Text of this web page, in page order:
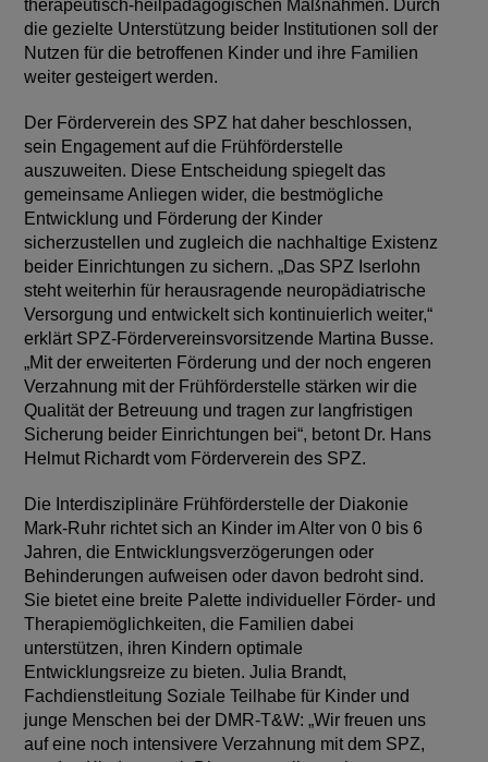
therapeutisch-heilpädagogischen Maßnahmen. Durch
die gezielte Unterstützung beider Institutionen soll der
Nutzen für die betroffenen Kinder und ihre Familien
weiter gesteigert werden.
Der Förderverein des SPZ hat daher beschlossen,
sein Engagement auf die Frühförderstelle
auszuweiten. Diese Entscheidung spiegelt das
gemeinsame Anliegen wider, die bestmögliche
Entwicklung und Förderung der Kinder
sicherzustellen und zugleich die nachhaltige Existenz
beider Einrichtungen zu sichern. „Das SPZ Iserlohn
steht weiterhin für herausragende neuropädiatrische
Versorgung und entwickelt sich kontinuierlich weiter,“
erklärt SPZ-Fördervereinsvorsitzende Martina Busse.
„Mit der erweiterten Förderung und der noch engeren
Verzahnung mit der Frühförderstelle stärken wir die
Qualität der Betreuung und tragen zur langfristigen
Sicherung beider Einrichtungen bei“, betont Dr. Hans
Helmut Richardt vom Förderverein des SPZ.
Die Interdisziplinäre Frühförderstelle der Diakonie
Mark-Ruhr richtet sich an Kinder im Alter von 0 bis 6
Jahren, die Entwicklungsverzögerungen oder
Behinderungen aufweisen oder davon bedroht sind.
Sie bietet eine breite Palette individueller Förder- und
Therapiemöglichkeiten, die Familien dabei
unterstützen, ihren Kindern optimale
Entwicklungsreize zu bieten. Julia Brandt,
Fachdienstleitung Soziale Teilhabe für Kinder und
junge Menschen bei der DMR-T&W: „Wir freuen uns
auf eine noch intensivere Verzahnung mit dem SPZ,